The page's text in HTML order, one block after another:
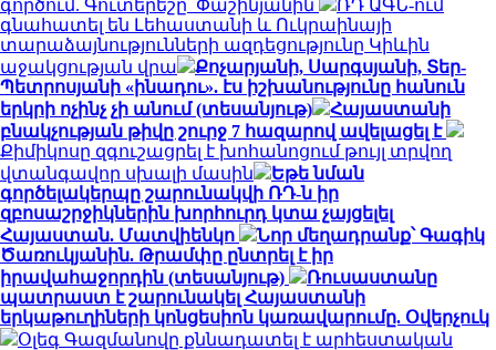
գործում. Գուտերեշը՝ Փաշինյանին
ՌԴ ԱԳՆ-ում
գնահատել են Լեհաստանի և Ուկրաինայի
տարաձայնությունների ազդեցությունը Կիևին
աջակցության վրա
Քոչարյանի, Սարգսյանի, Տեր-
Պետրոսյանի «ինադու». էս իշխանությունը հանուն
երկրի ոչինչ չի անում (տեսանյութ)
Հայաստանի
բնակչության թիվը շուրջ 7 հազարով ավելացել է
Քիմիկոսը զգուշացրել է խոհանոցում թույլ տրվող
վտանգավոր սխալի մասին
Եթե նման
գործելակերպը շարունակվի ՌԴ-ն իր
զբոսաշրջիկներին խորհուրդ կտա չայցելել
Հայաստան. Մատվիենկո
Նոր մեղադրանք՝ Գագիկ
Ծառուկյանին. Թրամփը ընտրել է իր
իրավահաջորդին (տեսանյութ)
Ռուսաստանը
պատրաստ է շարունակել Հայաստանի
երկաթուղիների կոնցեսիոն կառավարումը. Օվերչուկ
Օլեգ Գազմանովը քննադատել է արհեստական